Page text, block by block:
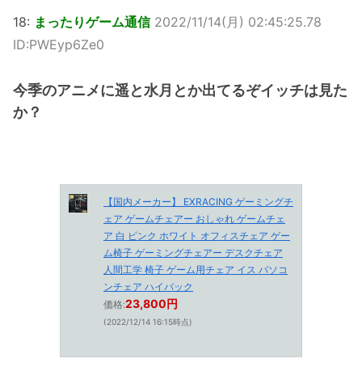
18: まったりゲーム通信 2022/11/14(月) 02:45:25.78
ID:PWEyp6Ze0
今季のアニメに遥と水月とか出てるぞイッチは見た
か？
【国内メーカー】 EXRACING ゲーミングチ
ェア ゲームチェアー おしゃれ ゲームチェ
ア 白 ピンク ホワイト オフィスチェア ゲー
ム椅子 ゲーミングチェアー デスクチェア
人間工学 椅子 ゲーム用チェア イス パソコ
ンチェア ハイバック
価格:23,800円
(2022/12/14 16:15時点)